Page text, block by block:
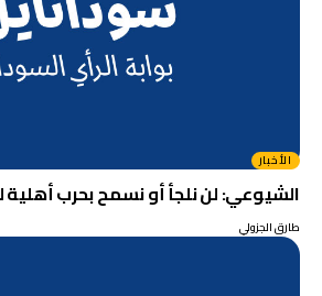
الأخبار
الشيوعي: لن نلجأ أو نسمح بحرب أهلية
طارق الجزولي